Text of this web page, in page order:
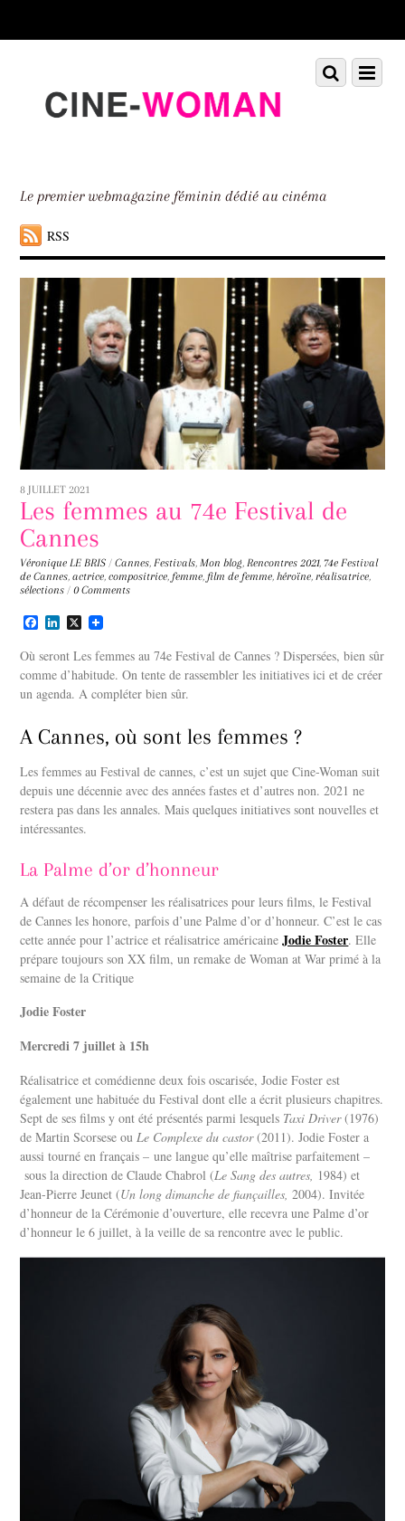
down
Le premier webmagazine féminin dédié au cinéma
RSS
Menu
Scroll
down
8 JUILLET 2021
Les femmes au 74e Festival de
Cannes
Véronique LE BRIS / Cannes, Festivals, Mon blog, Rencontres 2021,74e Festival
de Cannes,actrice,compositrice, femme, film de femme,héroïne, réalisatrice,
sélections / 0 Comments
F
c
e
b
o
L
n
k
e
d
X
Où seront Les femmes au 74e Festival de Cannes ? Dispersées, bien sûr
comme d’habitude. On tente de rassembler les initiatives ici et de créer
un agenda. A compléter bien sûr.
A Cannes, où sont les femmes ?
Les femmes au Festival de cannes, c’est un sujet que Cine-Woman suit
depuis une décennie avec des années fastes et d’autres non. 2021 ne
restera pas dans les annales. Mais quelques initiatives sont nouvelles et
intéressantes.
La Palme d’or d’honneur
A défaut de récompenser les réalisatrices pour leurs films, le Festival
de Cannes les honore, parfois d’une Palme d’or d’honneur. C’est le cas
cette année pour l’actrice et réalisatrice américaineJodie Foster. Elle
prépare toujours son XX film, un remake de Woman at War primé à la
semaine de la Critique
Jodie Foster
Mercredi 7 juillet à 15h
Réalisatrice et comédienne deux fois oscarisée, Jodie Foster est
également une habituée du Festival dont elle a écrit plusieurs chapitres.
Sept de ses films y ont été présentés parmi lesquels Taxi Driver(1976)
de Martin Scorsese ouLe Complexe du castor(2011). Jodie Foster a
aussi tourné en français – une langue qu’elle maîtrise parfaitement –
sous la direction de Claude Chabrol (Le Sang des autres, 1984) et
Jean-Pierre Jeunet (Un long dimanche de fiançailles,2004). Invitée
d’honneur de la Cérémonie d’ouverture, elle recevra une Palme d’or
d’honneur le 6 juillet, à la veille de sa rencontre avec le public.